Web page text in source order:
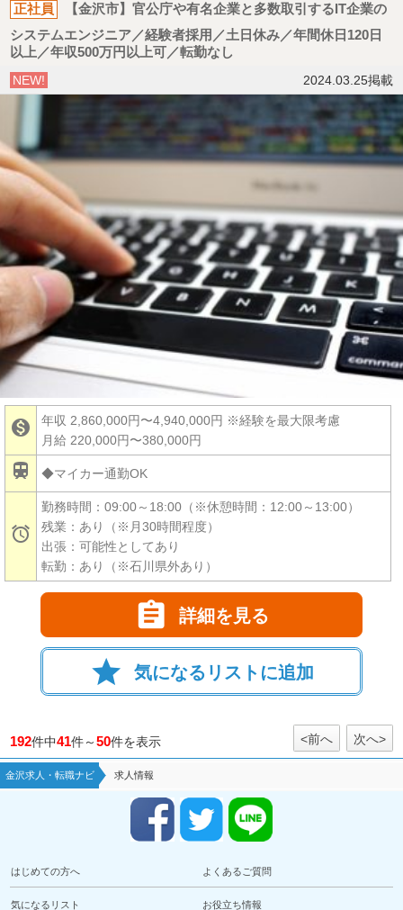
正社員
【金沢市】官公庁や有名企業と多数取引するIT企業の
システムエンジニア／経験者採用／土日休み／年間休日120日
以上／年収500万円以上可／転勤なし
NEW!
2024.03.25掲載
 年収 2,860,000円〜4,940,000円 ※経験を最大限考慮
月給 220,000円〜380,000円
 ◆マイカー通勤OK

勤務時間：09:00～18:00（※休憩時間：12:00～13:00）
残業：あり（※月30時間程度）
出張：可能性としてあり
転勤：あり（※石川県外あり）
 詳細を見る
star 気になるリストに追加
192件中41件～50件を表示 <前へ 次へ>
金沢求人・転職ナビ 求人情報
はじめての方へ よくあるご質問
気になるリスト お役立ち情報